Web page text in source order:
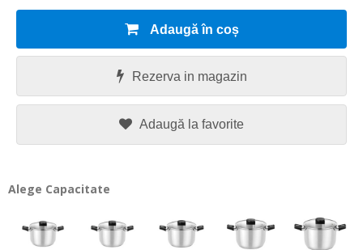
Adaugă în coș
Rezerva in magazin
Adaugă la favorite
Alege Capacitate